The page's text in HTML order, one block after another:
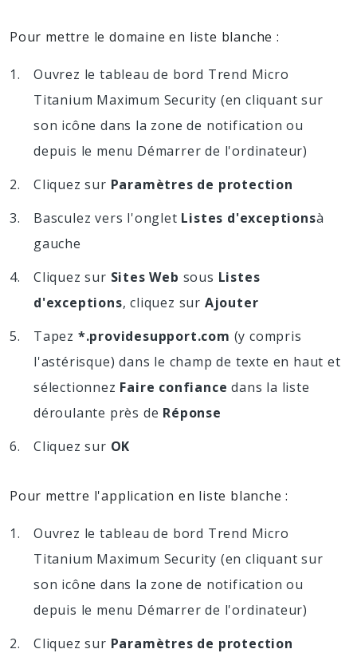
Pour mettre le domaine en liste blanche :
Ouvrez le tableau de bord Trend Micro
Titanium Maximum Security (en cliquant sur
son icône dans la zone de notification ou
depuis le menu Démarrer de l'ordinateur)
Cliquez sur Paramètres de protection
Basculez vers l'onglet Listes d'exceptionsà
gauche
Cliquez sur Sites Web sous Listes
d'exceptions, cliquez sur Ajouter
Tapez *.providesupport.com (y compris
l'astérisque) dans le champ de texte en haut et
sélectionnez Faire confiance dans la liste
déroulante près de Réponse
Cliquez sur OK
Pour mettre l'application en liste blanche :
Ouvrez le tableau de bord Trend Micro
Titanium Maximum Security (en cliquant sur
son icône dans la zone de notification ou
depuis le menu Démarrer de l'ordinateur)
Cliquez sur Paramètres de protection